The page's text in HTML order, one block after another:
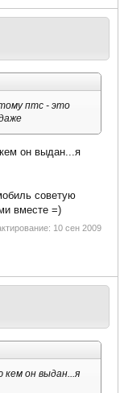
птс - это
он выдан...я
советую
вместе =)
10 сен 2009
он выдан...я